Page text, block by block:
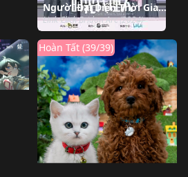
Người Đại Diện Thời Gian Season 3 Yingdu
Link Click Bridon Arc (2024)
Hoàn Tất (39/39)